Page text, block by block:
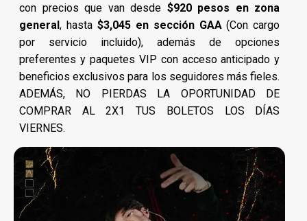
con precios que van desde $920 pesos en zona
general, hasta $3,045 en sección GAA(Con cargo
por servicio incluido), además de opciones
preferentes y paquetes VIP con acceso anticipado y
beneficios exclusivos para los seguidores más fieles.
ADEMÁS, NO PIERDAS LA OPORTUNIDAD DE
COMPRAR AL 2X1 TUS BOLETOS LOS DÍAS
VIERNES.